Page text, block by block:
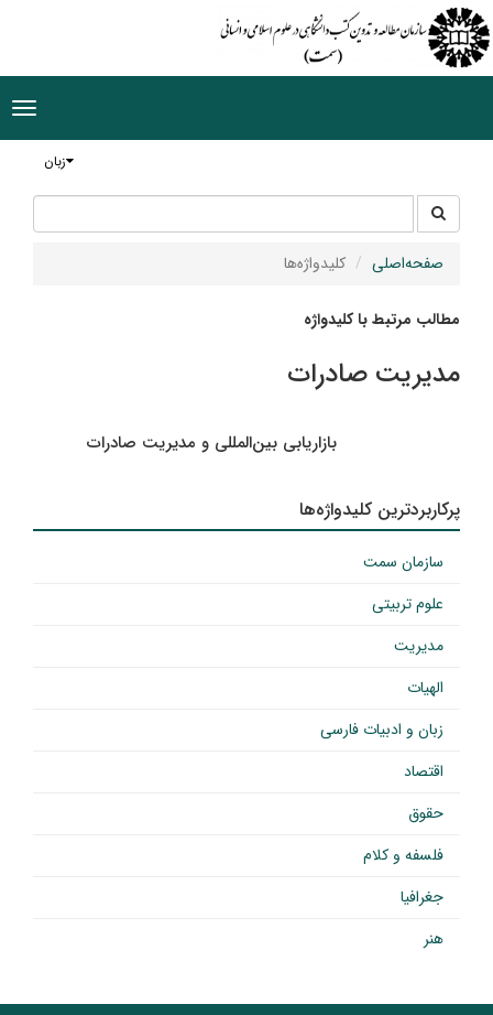
زبان
جستجو
در
سایت
صفحه‌اصلی کلیدواژه‌ها
مطالب مرتبط با کلیدواژه
مدیریت صادرات
بازاریابی بین‌المللی و مدیریت صادرات
پرکاربردترین کلیدواژه‌ها
سازمان سمت
علوم تربیتی
مدیریت
الهیات
زبان و ادبیات فارسی
اقتصاد
حقوق
فلسفه و کلام
جغرافیا
هنر